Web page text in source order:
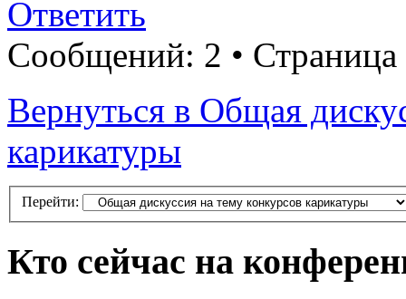
Ответить
Сообщений: 2 • Страница
Вернуться в Общая
карикатуры
Перейти:
Кто сейчас на